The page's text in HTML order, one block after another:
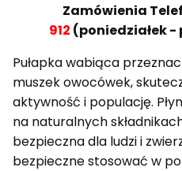
Zamówienia
912 (poniedziałek -
Pułapka wabiąca
muszek owocówek,
aktywność i populację.
na naturalnych
bezpieczna dla ludzi i
bezpieczne stosować w